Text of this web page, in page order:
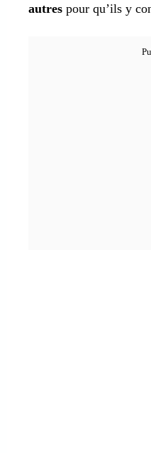
autres pour qu’ils y